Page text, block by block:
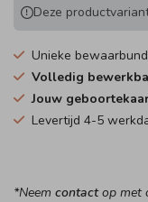
Deze
Unieke
Volledig
Jouw
Levertijd 4-5
*Neem contactop met